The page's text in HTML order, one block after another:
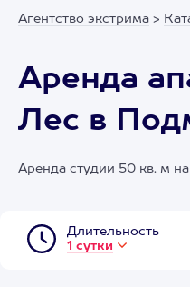
Агентство экстрима >
Аренда
Лес в
Аренда студии 50 кв. м
Длительность
1 сутки